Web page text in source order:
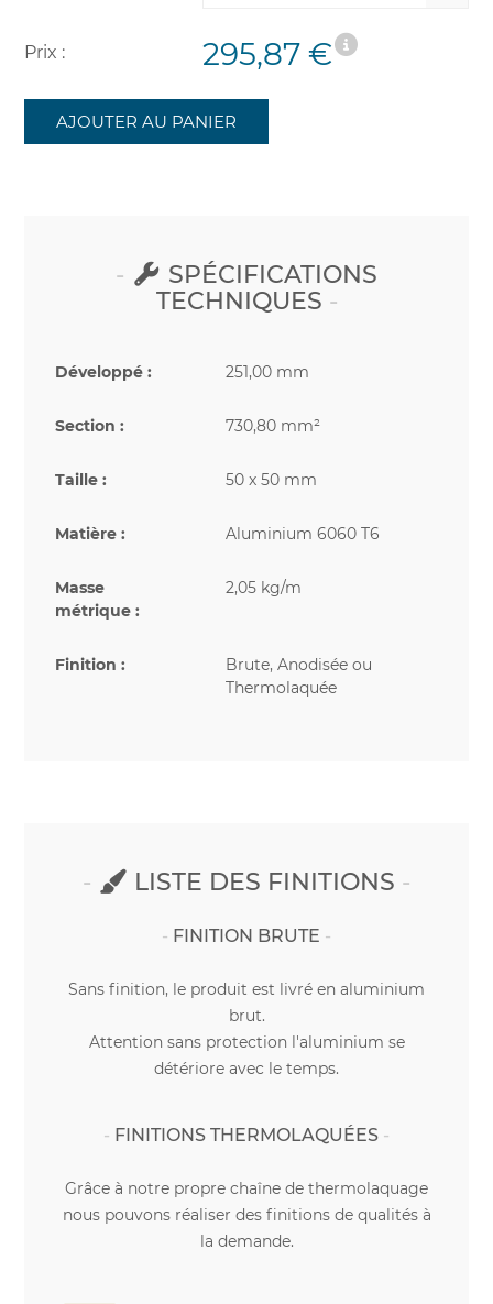
Prix : 295,87 €
AJOUTER AU PANIER
SPÉCIFICATIONS
TECHNIQUES
Développé : 251,00 mm
Section : 730,80 mm²
Taille : 50 x 50 mm
Matière : Aluminium 6060 T6
Masse
métrique :
2,05 kg/m
Finition :
Brute, Anodisée ou
Thermolaquée
LISTE DES FINITIONS
FINITION BRUTE
Sans finition, le produit est livré en aluminium
brut.
Attention sans protection l'aluminium se
détériore avec le temps.
FINITIONS THERMOLAQUÉES
Grâce à notre propre chaîne de thermolaquage
nous pouvons réaliser des finitions de qualités à
la demande.